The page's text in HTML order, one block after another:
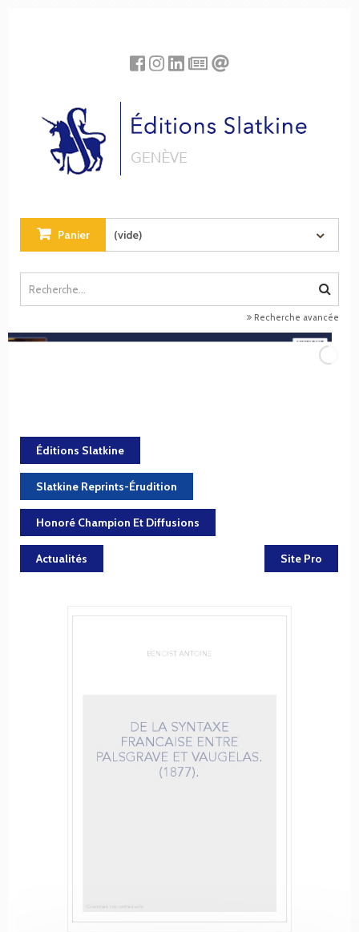
Panier (vide)
Recherche avancée
Éditions Slatkine
Slatkine Reprints-Érudition
Honoré Champion Et Diffusions
Actualités Site Pro